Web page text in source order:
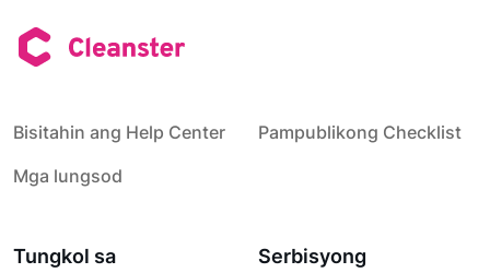
Bisitahin ang Help Center
Pampublikong Checklist
Mga lungsod
Tungkol sa
Serbisyong